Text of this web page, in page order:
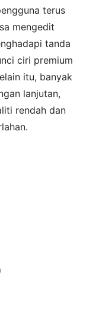
terus
mengedit
tanda
ciri premium
itu, banyak
lanjutan,
rendah dan